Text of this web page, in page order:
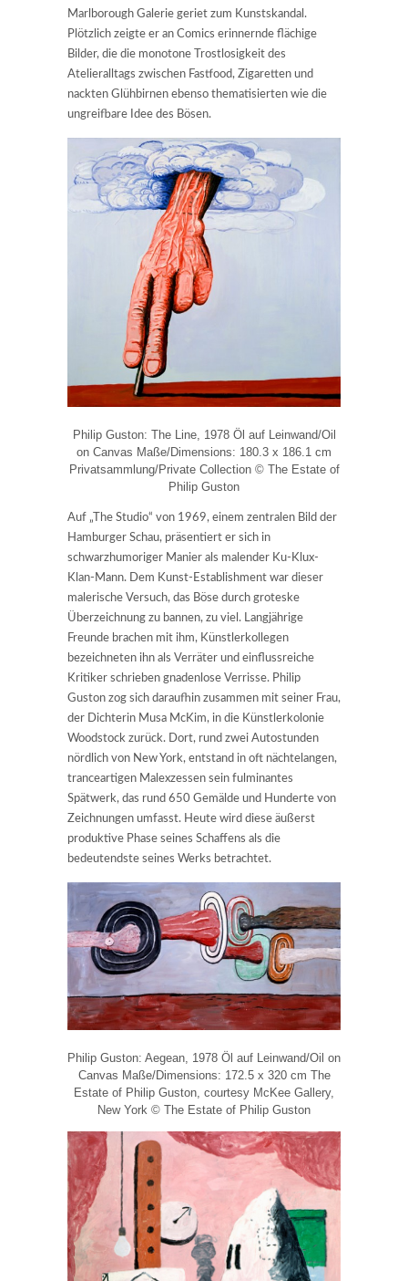
Marlborough Galerie geriet zum Kunstskandal.
Plötzlich zeigte er an Comics erinnernde flächige
Bilder, die die monotone Trostlosigkeit des
Atelieralltags zwischen Fastfood, Zigaretten und
nackten Glühbirnen ebenso thematisierten wie die
ungreifbare Idee des Bösen.
Philip Guston: The Line, 1978 Öl auf Leinwand/Oil
on Canvas Maße/Dimensions: 180.3 x 186.1 cm
Privatsammlung/Private Collection © The Estate of
Philip Guston
Auf „The Studio“ von 1969, einem zentralen Bild der
Hamburger Schau, präsentiert er sich in
schwarzhumoriger Manier als malender Ku-Klux-
Klan-Mann. Dem Kunst-Establishment war dieser
malerische Versuch, das Böse durch groteske
Überzeichnung zu bannen, zu viel. Langjährige
Freunde brachen mit ihm, Künstlerkollegen
bezeichneten ihn als Verräter und einflussreiche
Kritiker schrieben gnadenlose Verrisse. Philip
Guston zog sich daraufhin zusammen mit seiner Frau,
der Dichterin Musa McKim, in die Künstlerkolonie
Woodstock zurück. Dort, rund zwei Autostunden
nördlich von New York, entstand in oft nächtelangen,
tranceartigen Malexzessen sein fulminantes
Spätwerk, das rund 650 Gemälde und Hunderte von
Zeichnungen umfasst. Heute wird diese äußerst
produktive Phase seines Schaffens als die
bedeutendste seines Werks betrachtet.
Philip Guston: Aegean, 1978 Öl auf Leinwand/Oil on
Canvas Maße/Dimensions: 172.5 x 320 cm The
Estate of Philip Guston, courtesy McKee Gallery,
New York © The Estate of Philip Guston